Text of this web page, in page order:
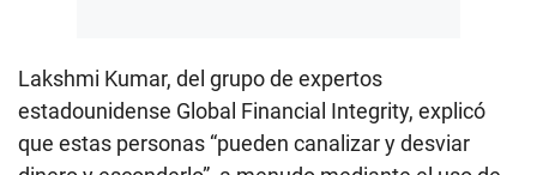
Lakshmi Kumar, del grupo de expertos
estadounidense Global Financial Integrity, explicó
que estas personas “pueden canalizar y desviar